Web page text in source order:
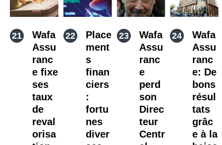
Wafa
Assu
ranc
e fixe
ses
taux
de
reval
orisa
Place
ment
s
finan
ciers
:
fortu
nes
diver
Wafa
Assu
ranc
e
perd
son
Direc
teur
Centr
Wafa
Assu
ranc
e: De
bons
résul
tats
grâc
e à la